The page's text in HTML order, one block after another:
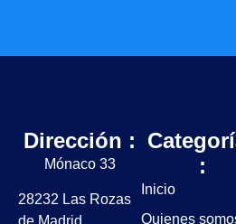
Dirección :
Mónaco 33
28232 Las Rozas
de Madrid
:
Inicio
Quienes